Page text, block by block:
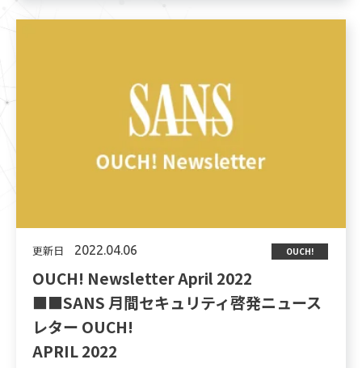
更新日 2022.04.06 OUCH!
OUCH! Newsletter April 2022
■■SANS 月間セキュリティ啓発ニュース
レター OUCH!
APRIL 2022